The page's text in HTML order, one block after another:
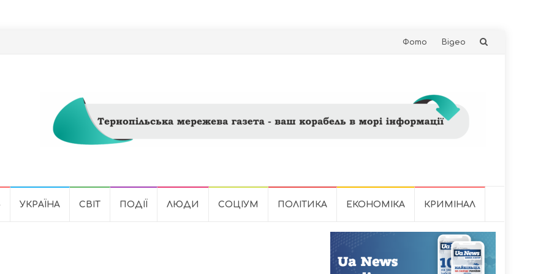
Skip
Фото Відео
УКРАЇНА СВІТ ПОДІЇ ЛЮДИ СОЦІУМ ПОЛІТИКА ЕКОНОМІКА КРИМІНАЛ